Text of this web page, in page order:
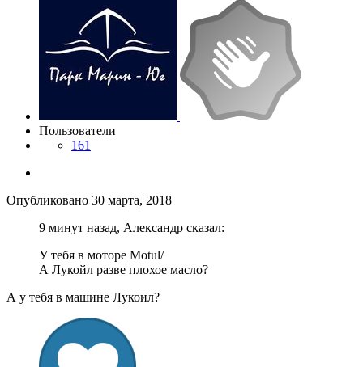
Пользователи
161
Опубликовано 30 марта, 2018
9 минут назад, Александр сказал:
У тебя в моторе Motul/
А Лукойл разве плохое масло?
А у тебя в машине Лукоил?